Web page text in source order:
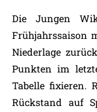
Die Jungen
Frühjahrssaison
Niederlage
Punkten im
Tabelle fixieren.
Rückstand auf